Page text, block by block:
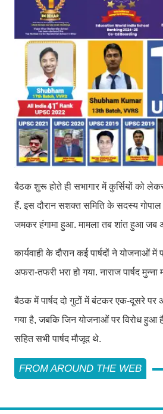
बैठक शुरू होते ही सभागार में कुर्सियों को
हैं. इस दौरान सशक्त समिति के सदस्य
जमकर हंगामा हुआ. मामला तब शांत हुआ जब
कार्यवाही के दौरान कई पार्षदों ने
अफरा-तफरी भरा हो गया. नाराज पार्षद
बैठक में पार्षद दो गुटों में बंटकर एक-दूसरे पर
गया है, जबकि जिन योजनाओं पर विरोध हुआ
सहित सभी पार्षद मौजूद थे.
FROM AROUND THE WEB